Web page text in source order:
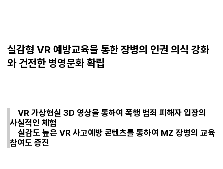
실감형 VR 예방교육을 통한 장병의 인권 의식 강화
와 건전한 병영문화 확립
VR 가상현실 3D 영상을 통하여 폭행 범죄 피해자 입장의
사실적인 체험
실감도 높은 VR 사고예방 콘텐츠를 통하여 MZ 장병의 교육
참여도 증진